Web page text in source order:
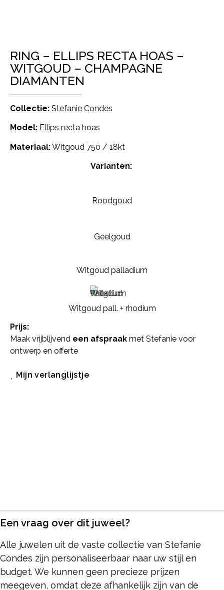
RING – ELLIPS RECTA HOAS –
WITGOUD – CHAMPAGNE
DIAMANTEN
Collectie: Stefanie Condes
Model: Ellips recta hoas
Materiaal:Witgoud 750 / 18kt
Varianten:
Roodgoud
Geelgoud
Witgoud palladium
Witgoud pall. + rhodium
Prijs:
Maak vrijblijvend een afspraak met Stefanie voor
ontwerp en offerte
Mijn verlanglijstje
Een vraag over dit juweel?
Alle juwelen uit de vaste collectie van Stefanie
Condes zijn personaliseerbaar naar uw stijl en
budget. We kunnen geen precieze prijzen
meegeven, omdat deze afhankelijk zijn van de